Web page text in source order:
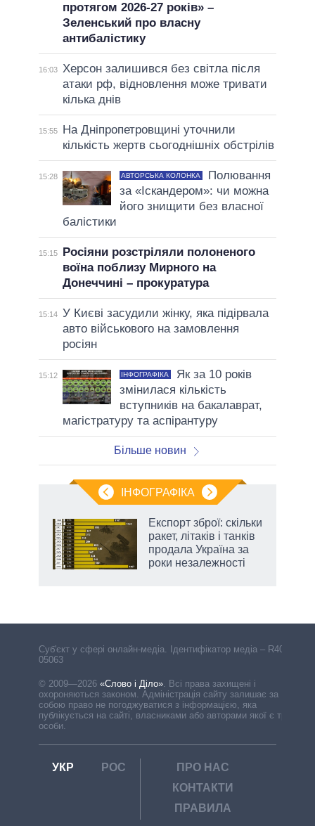
протягом 2026-27 років» –
Зеленський про власну
антибалістику
16:03 Херсон залишився без світла після
атаки рф, відновлення може тривати
кілька днів
15:55
На Дніпропетровщині уточнили
кількість жертв сьогоднішніх обстрілів
15:28 АВТОРСЬКА КОЛОНКА
Полювання
за «Іскандером»: чи можна
його знищити без власної
балістики
15:15
Росіяни розстріляли полоненого
воїна поблизу Мирного на
Донеччині – прокуратура
15:14 У Києві засудили жінку, яка підірвала
авто військового на замовлення
росіян
15:12 ІНФОГРАФІКА
Як за 10 років
змінилася кількість
вступників на бакалаврат,
магістратуру та аспірантуру
Більше новин
ІНФОГРАФІКА
Експорт зброї: скільки
ракет, літаків і танків
продала Україна за
роки незалежності
Cуб'єкт у сфері онлайн-медіа. Ідентифікатор медіа – R40-
05063
© 2009—2026 «Слово і Діло». Всі права захищені і
охороняються законом. Адміністрація сайту залишає за
собою право не погоджуватися з інформацією, яка
публікується на сайті, власниками або авторами якої є треті
особи.
УКР РОС
ПРО НАС
КОНТАКТИ
ПРАВИЛА